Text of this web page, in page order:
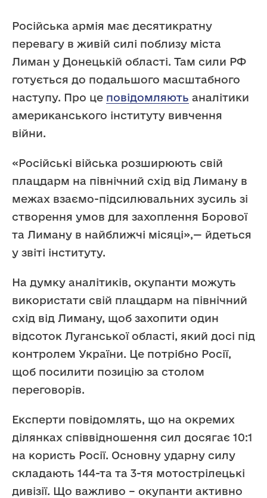
Російська армія має десятикратну
перевагу в живій силі поблизу міста
Лиман у Донецькій області. Там сили РФ
готується до подальшого масштабного
наступу. Про це повідомляють аналітики
американського інституту вивчення
війни.
«Російські війська розширюють свій
плацдарм на північний схід від Лиману в
межах взаємо-підсилювальних зусиль зі
створення умов для захоплення Борової
та Лиману в найближчі місяці»,— йдеться
у звіті інституту.
На думку аналітиків, окупанти можуть
використати свій плацдарм на північний
схід від Лиману, щоб захопити один
відсоток Луганської області, який досі під
контролем України. Це потрібно Росії,
щоб посилити позицію за столом
переговорів.
Експерти повідомлять, що на окремих
ділянках співвідношення сил досягає 10:1
на користь Росії. Основну ударну силу
складають 144-та та 3-тя мотострілецькі
дивізії. Що важливо – окупанти активно